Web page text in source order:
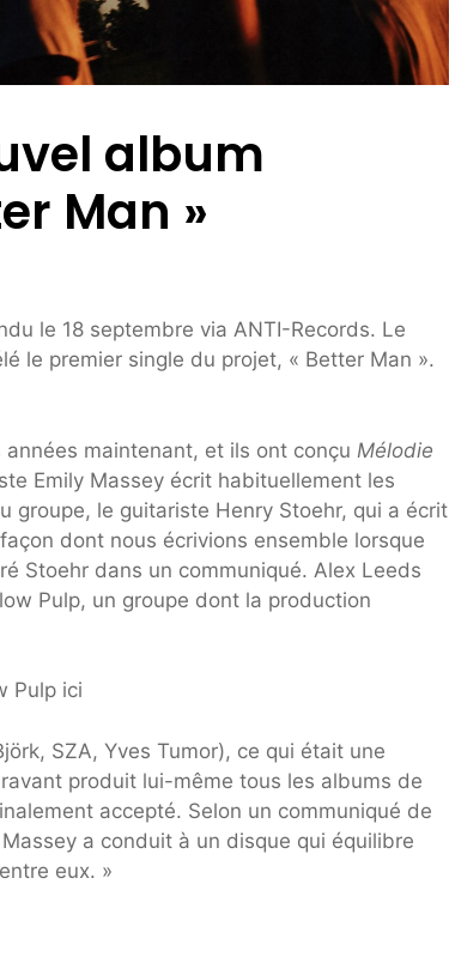
album
Man »
le 18 septembre via ANTI-Records. Le
le premier single du projet, « Better Man ».
maintenant, et ils ont conçu Mélodie
Emily Massey écrit habituellement les
groupe, le guitariste Henry Stoehr, qui a écrit
dont nous écrivions ensemble lorsque
Stoehr dans un communiqué. Alex Leeds
Pulp, un groupe dont la production
Pulp ici
SZA, Yves Tumor), ce qui était une
produit lui-même tous les albums de
accepté. Selon un communiqué de
a conduit à un disque qui équilibre
eux. »